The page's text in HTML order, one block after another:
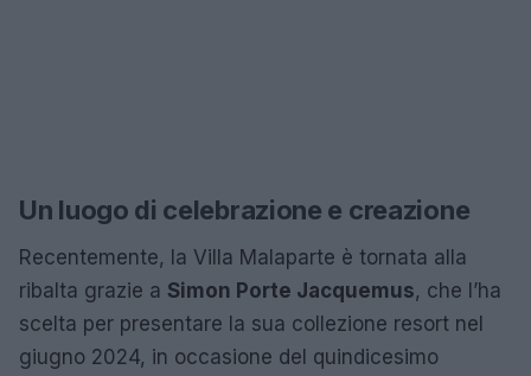
Un luogo di celebrazione e creazione
Recentemente, la Villa Malaparte è tornata alla
ribalta grazie a Simon Porte Jacquemus, che l’ha
scelta per presentare la sua collezione resort nel
giugno 2024, in occasione del quindicesimo